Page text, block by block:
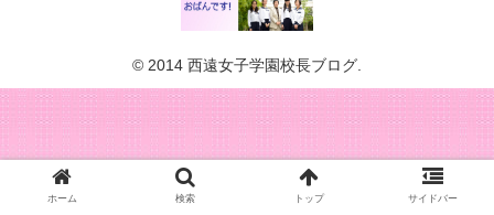
© 2014 西遠女子学園校長ブログ.
ホーム 検索 トップ サイドバー